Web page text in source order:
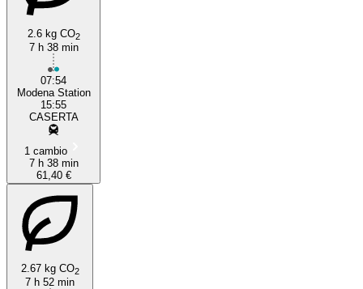
2.6 kg CO2
7 h 38 min
07:54
Modena Station
15:55
CASERTA
1 cambio
7 h 38 min
61,40 €
2.67 kg CO2
7 h 52 min